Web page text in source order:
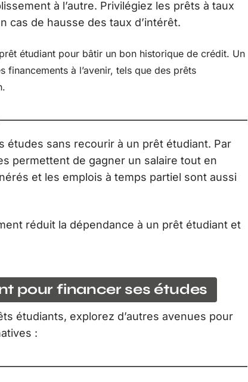
à l’autre. Privilégiez les prêts à taux
cas de hausse des taux d’intérêt.
étudiant pour bâtir un bon historique de crédit. Un
financements à l’avenir, tels que des prêts
études sans recourir à un prêt étudiant. Par
permettent de gagner un salaire tout en
et les emplois à temps partiel sont aussi
réduit la dépendance à un prêt étudiant et
pour financer ses études
étudiants, explorez d’autres avenues pour
: